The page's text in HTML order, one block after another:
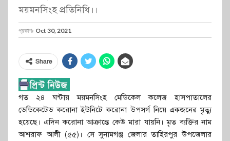
ময়মনসিংহ প্রতিনিধি।।
প্রকাশঃ Oct 30, 2021
Share
গত ২৪ ঘন্টায় ময়মনসিংহ মেডিকেল কলেজ হাসপাতালের
ডেডিকেটেড করোনা ইউনিটে করোনা উপসর্গ নিয়ে একজনের মৃত্যু
হয়েছে। এদিন করোনা আক্রান্তে কেউ মারা যায়নি। মৃত ব্যক্তির নাম
আশরাফ আলী (৫৫)। সে সুনামগঞ্জ জেলার তাহিরপুর উপজেলার